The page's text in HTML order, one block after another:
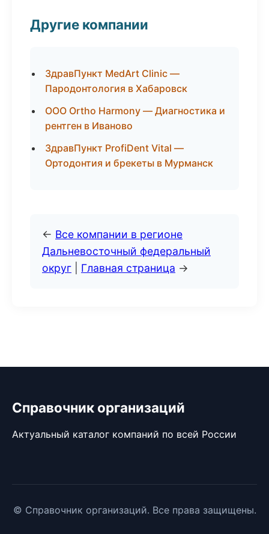
Другие компании
ЗдравПункт MedArt Clinic —
Пародонтология в Хабаровск
ООО Ortho Harmony — Диагностика и
рентген в Иваново
ЗдравПункт ProfiDent Vital —
Ортодонтия и брекеты в Мурманск
← Все компании в регионе
Дальневосточный федеральный
округ
Главная страница →
Справочник организаций
Актуальный каталог компаний по всей России
© Справочник организаций. Все права защищены.